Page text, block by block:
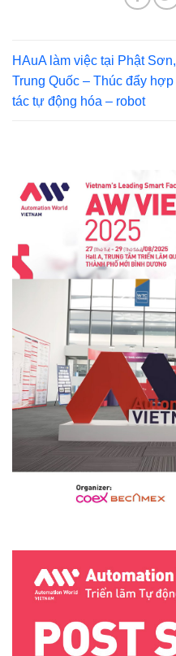
HAuA làm việc tại Phật Sơn,
Trung Quốc – Thúc đẩy hợp
tác tự động hóa – robot